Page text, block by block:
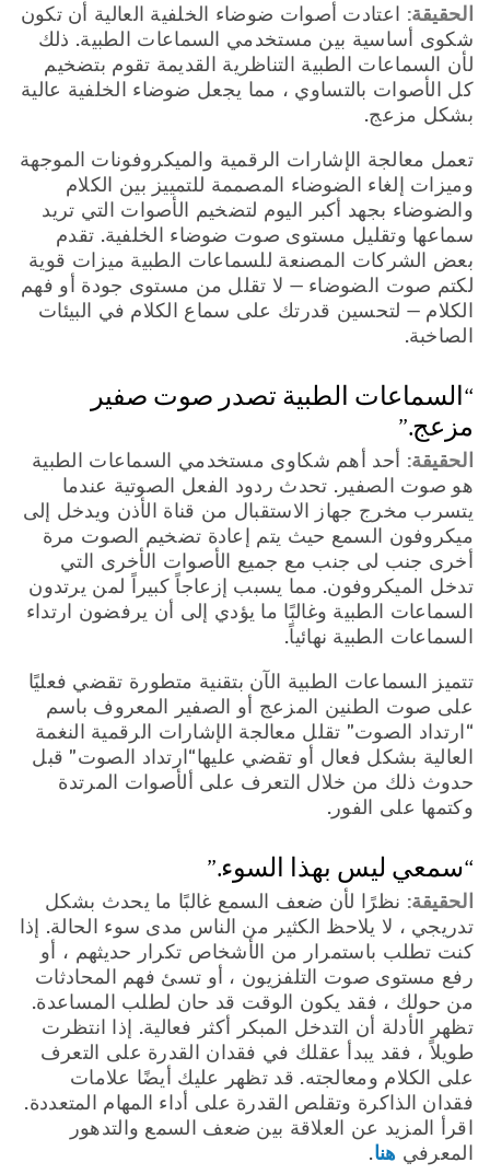
الحقيقة: اعتادت أصوات ضوضاء الخلفية العالية أن تكون
شكوى أساسية بين مستخدمي السماعات الطبية. ذلك
لأن السماعات الطبية التناظرية القديمة تقوم بتضخيم
كل الأصوات بالتساوي ، مما يجعل ضوضاء الخلفية عالية
بشكل مزعج.
تعمل معالجة الإشارات الرقمية والميكروفونات الموجهة
وميزات إلغاء الضوضاء المصممة للتمييز بين الكلام
والضوضاء بجهد أكبر اليوم لتضخيم الأصوات التي تريد
سماعها وتقليل مستوى صوت ضوضاء الخلفية. تقدم
بعض الشركات المصنعة للسماعات الطبية ميزات قوية
لكتم صوت الضوضاء — لا تقلل من مستوى جودة أو فهم
الكلام — لتحسين قدرتك على سماع الكلام في البيئات
الصاخبة.
“السماعات الطبية تصدر صوت صفير
مزعج.”
الحقيقة: أحد أهم شكاوى مستخدمي السماعات الطبية
هو صوت الصفير. تحدث ردود الفعل الصوتية عندما
يتسرب مخرج جهاز الاستقبال من قناة الأذن ويدخل إلى
ميكروفون السمع حيث يتم إعادة تضخيم الصوت مرة
أخرى جنب لى جنب مع جميع الأصوات الأخرى التي
تدخل الميكروفون. مما يسبب إزعاجاً كبيراً لمن يرتدون
السماعات الطبية وغالبًا ما يؤدي إلى أن يرفضون ارتداء
السماعات الطبية نهائياً.
تتميز السماعات الطبية الآن بتقنية متطورة تقضي فعليًا
على صوت الطنين المزعج أو الصفير المعروف باسم
“ارتداد الصوت” تقلل معالجة الإشارات الرقمية النغمة
العالية بشكل فعال أو تقضي عليها“ارتداد الصوت” قبل
حدوث ذلك من خلال التعرف على ألأصوات المرتدة
وكتمها على الفور.
“سمعي ليس بهذا السوء.”
الحقيقة: نظرًا لأن ضعف السمع غالبًا ما يحدث بشكل
تدريجي ، لا يلاحظ الكثير من الناس مدى سوء الحالة. إذا
كنت تطلب باستمرار من الأشخاص تكرار حديثهم ، أو
رفع مستوى صوت التلفزيون ، أو تسئ فهم المحادثات
من حولك ، فقد يكون الوقت قد حان لطلب المساعدة.
تظهر الأدلة أن التدخل المبكر أكثر فعالية. إذا انتظرت
طويلاً ، فقد يبدأ عقلك في فقدان القدرة على التعرف
على الكلام ومعالجته. قد تظهر عليك أيضًا علامات
فقدان الذاكرة وتقلص القدرة على أداء المهام المتعددة.
اقرأ المزيد عن العلاقة بين ضعف السمع والتدهور
المعرفي هنا.